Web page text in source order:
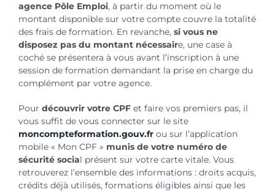
agence Pôle Emploi, à partir du moment où le
montant disponible sur votre compte couvre la totalité
des frais de formation. En revanche, si vous ne
disposez pas du montant nécessaire, une case à
coché se présentera à vous avant l’inscription à une
session de formation demandant la prise en charge du
complément par votre agence.
Pour découvrir votre CPF et faire vos premiers pas, il
vous suffit de vous connecter sur le site
moncompteformation.gouv.fr ou sur l’application
mobile « Mon CPF » munis de votre numéro de
sécurité social présent sur votre carte vitale. Vous
retrouverez l’ensemble des informations : droits acquis,
crédits déjà utilisés, formations éligibles ainsi que les